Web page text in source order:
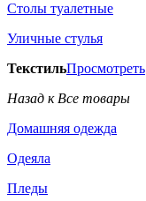
Столы туалетные
Уличные стулья
ТекстильПросмотреть
Назад к Все товары
Домашняя одежда
Одеяла
Пледы